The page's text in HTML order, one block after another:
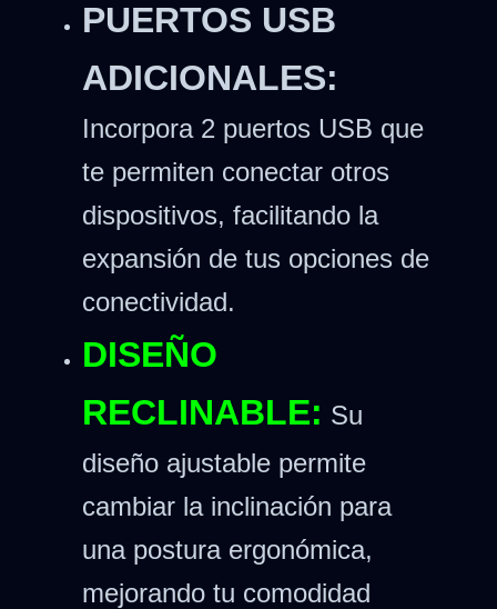
PUERTOS USB
ADICIONALES:
Incorpora 2 puertos USB que
te permiten conectar otros
dispositivos, facilitando la
expansión de tus opciones de
conectividad.
DISEÑO
RECLINABLE: Su
diseño ajustable permite
cambiar la inclinación para
una postura ergonómica,
mejorando tu comodidad